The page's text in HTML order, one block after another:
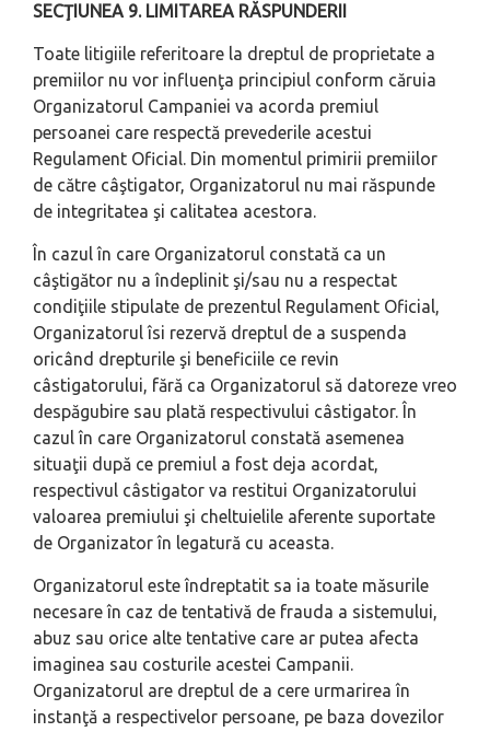
SECŢIUNEA 9. LIMITAREA RĂSPUNDERII
Toate litigiile referitoare la dreptul de proprietate a
premiilor nu vor influenţa principiul conform căruia
Organizatorul Campaniei va acorda premiul
persoanei care respectă prevederile acestui
Regulament Oficial. Din momentul primirii premiilor
de către câştigator, Organizatorul nu mai răspunde
de integritatea şi calitatea acestora.
În cazul în care Organizatorul constată ca un
câştigător nu a îndeplinit şi/sau nu a respectat
condiţiile stipulate de prezentul Regulament Oficial,
Organizatorul îsi rezervă dreptul de a suspenda
oricând drepturile şi beneficiile ce revin
câstigatorului, fără ca Organizatorul să datoreze vreo
despăgubire sau plată respectivului câstigator. În
cazul în care Organizatorul constată asemenea
situaţii după ce premiul a fost deja acordat,
respectivul câstigator va restitui Organizatorului
valoarea premiului şi cheltuielile aferente suportate
de Organizator în legatură cu aceasta.
Organizatorul este îndreptatit sa ia toate măsurile
necesare în caz de tentativă de frauda a sistemului,
abuz sau orice alte tentative care ar putea afecta
imaginea sau costurile acestei Campanii.
Organizatorul are dreptul de a cere urmarirea în
instanţă a respectivelor persoane, pe baza dovezilor